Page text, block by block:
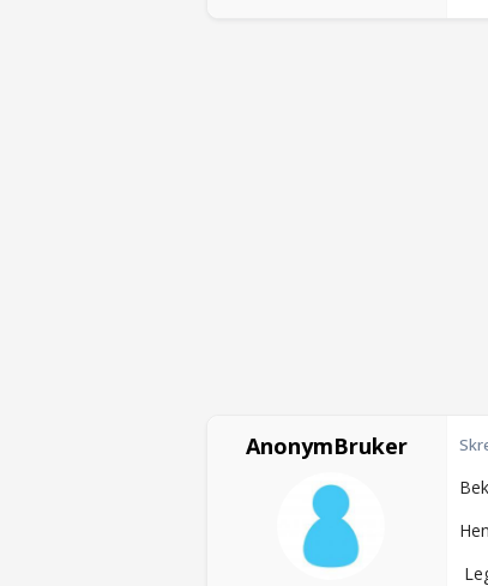
AnonymBruker